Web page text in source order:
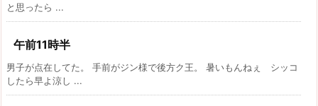
と思ったら ...
午前11時半
男子が点在してた。 手前がジン様で後方ク王。 暑いもんねぇ シッコ
したら早よ涼し ...